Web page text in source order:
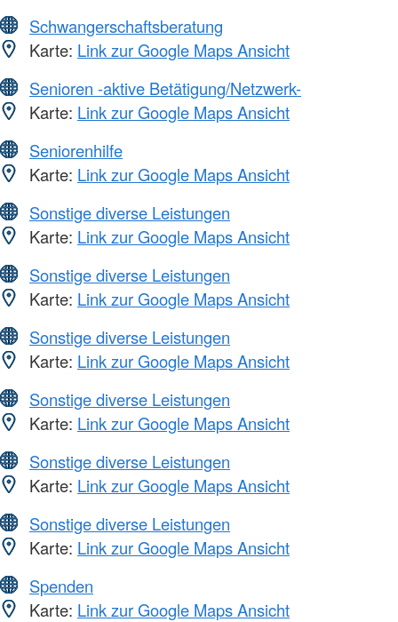
Schwangerschaftsberatung
Karte: Link zur Google Maps Ansicht
Senioren -aktive Betätigung/Netzwerk-
Karte: Link zur Google Maps Ansicht
Seniorenhilfe
Karte: Link zur Google Maps Ansicht
Sonstige diverse Leistungen
Karte: Link zur Google Maps Ansicht
Sonstige diverse Leistungen
Karte: Link zur Google Maps Ansicht
Sonstige diverse Leistungen
Karte: Link zur Google Maps Ansicht
Sonstige diverse Leistungen
Karte: Link zur Google Maps Ansicht
Sonstige diverse Leistungen
Karte: Link zur Google Maps Ansicht
Sonstige diverse Leistungen
Karte: Link zur Google Maps Ansicht
Spenden
Karte: Link zur Google Maps Ansicht